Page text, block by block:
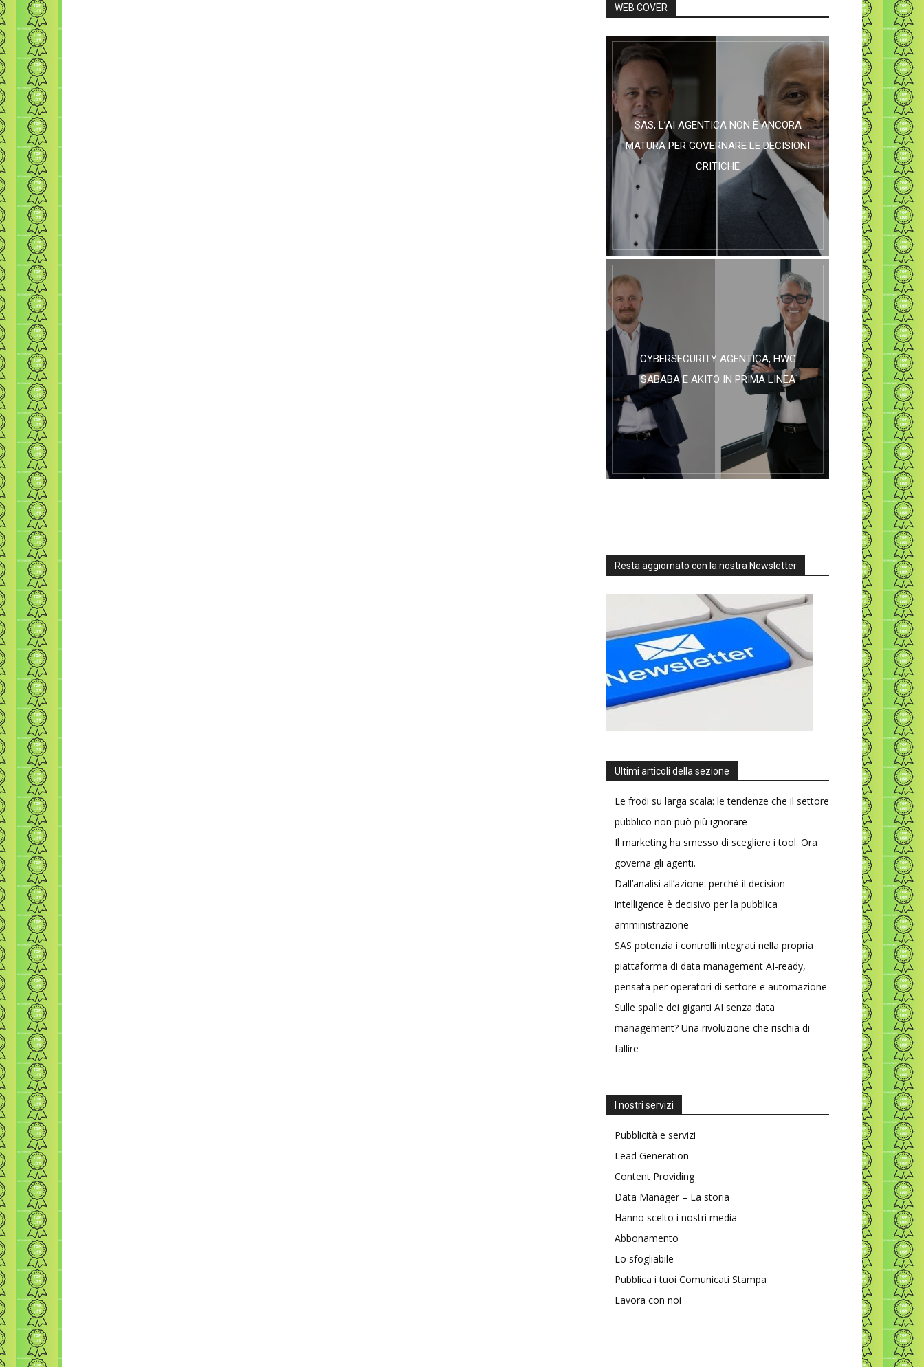
WEB COVER
SAS, L’AI AGENTICA NON È ANCORA
MATURA PER GOVERNARE LE DECISIONI
CRITICHE
CYBERSECURITY AGENTICA, HWG
SABABA E AKITO IN PRIMA LINEA
Resta aggiornato con la nostra Newsletter
Ultimi articoli della sezione
Le frodi su larga scala: le tendenze che il settore
pubblico non può più ignorare
Il marketing ha smesso di scegliere i tool. Ora
governa gli agenti.
Dall’analisi all’azione: perché il decision
intelligence è decisivo per la pubblica
amministrazione
SAS potenzia i controlli integrati nella propria
piattaforma di data management AI-ready,
pensata per operatori di settore e automazione
Sulle spalle dei giganti AI senza data
management? Una rivoluzione che rischia di
fallire
I nostri servizi
Pubblicità e servizi
Lead Generation
Content Providing
Data Manager – La storia
Hanno scelto i nostri media
Abbonamento
Lo sfogliabile
Pubblica i tuoi Comunicati Stampa
Lavora con noi